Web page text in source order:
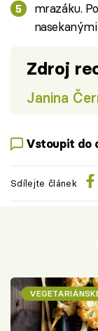
mrazáku.
Zdroj
Janina
Vstoupit do
Sdílejte článek